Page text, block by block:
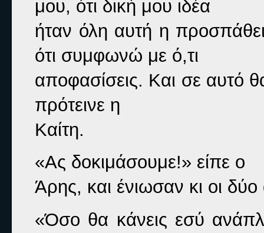
μου, ότι δική μου ιδέα
ήταν όλη αυτή η
ότι συμφωνώ με ό,τι
πρότεινε η
Καίτη.
«Ας δοκιμάσουμε!» είπε ο
Άρης, και ένιωσαν κι οι
«Όσο θα κάνεις εσύ